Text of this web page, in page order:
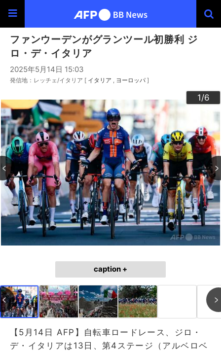
ファンウーデンがグランツール初勝利 ジ
ロ・デ・イタリア
2025年5月14日 15:03
発信地：レッチェ/イタリア [ イタリア ヨーロッパ ]
1/6
2/6
3/6
4/6
5/6
6/6
caption +
【5月14日 AFP】自転車ロードレース、ジロ・
デ・イタリアは13日、第4ステージ（アルベロベ